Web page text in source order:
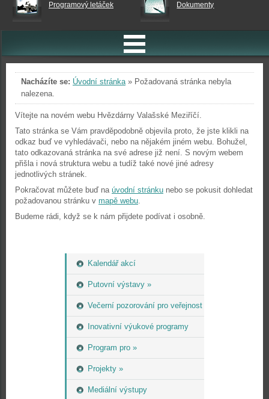
Programový letáček Dokumenty
Kalendář akcí
Putovní výstavy »
Večerní pozorování pro veřejnost
Inovativní výukové programy
Program pro »
Projekty »
Mediální výstupy
Nacházíte se: Úvodní stránka» Požadovaná stránka nebyla
nalezena.
Vítejte na novém webu Hvězdárny Valašské Meziříčí.
Tato stránka se Vám pravděpodobně objevila proto, že jste klikli na
odkaz buď ve vyhledávači, nebo na nějakém jiném webu. Bohužel,
tato odkazovaná stránka na své adrese již není. S novým webem
přišla i nová struktura webu a tudíž také nové jiné adresy
jednotlivých stránek.
Pokračovat můžete buď na úvodní stránku nebo se pokusit dohledat
požadovanou stránku v mapě webu.
Budeme rádi, když se k nám přijdete podívat i osobně.